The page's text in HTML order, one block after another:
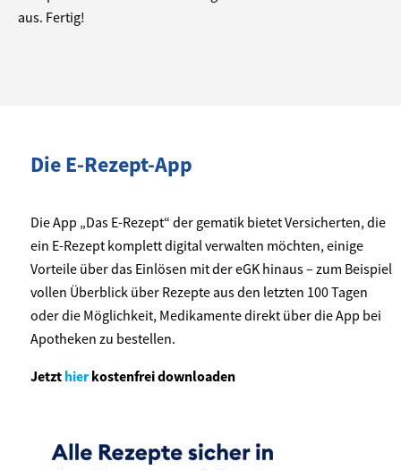
aus. Fertig!
Die E-Rezept-App
Die App „Das E-Rezept“ der gematik bietet Versicherten, die
ein E-Rezept komplett digital verwalten möchten, einige
Vorteile über das Einlösen mit der eGK hinaus – zum Beispiel
vollen Überblick über Rezepte aus den letzten 100 Tagen
oder die Möglichkeit, Medikamente direkt über die App bei
Apotheken zu bestellen.
Jetzt hierkostenfrei downloaden